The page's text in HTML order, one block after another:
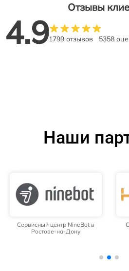
Отзывы
4.91799 отзывов 5358
Наши
Сервисный центр NineBot в
Ростове-на-Дону